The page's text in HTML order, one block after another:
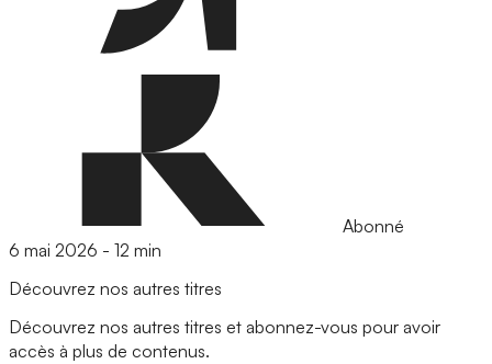
Abonné
6 mai 2026 - 12 min
Découvrez nos autres titres
Découvrez nos autres titres et abonnez-vous pour avoir
accès à plus de contenus.